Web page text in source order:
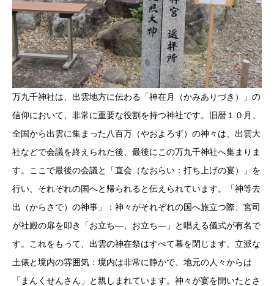
万九千神社は、出雲地方に伝わる「神在月（かみありづき）」の
信仰において、非常に重要な役割を持つ神社です。旧暦１０月、
全国から出雲に集まった八百万（やおよろず）の神々は、出雲大
社などで会議を終えられた後、最後にこの万九千神社へ集まりま
す。ここで最後の会議と「直会（なおらい：打ち上げの宴）」を
行い、それぞれの国へと帰られると伝えられています。「神等去
出（からさで）の神事」：神々がそれぞれの国へ旅立つ際、宮司
が社殿の扉を叩き「お立ち―、お立ち―」と唱える儀式が有名で
す。これをもって、出雲の神在祭はすべて幕を閉じます。立派な
土俵と境内の雰囲気：境内は非常に静かで、地元の人々からは
「まんくせんさん」と親しまれています。神々が宴を開いたとさ